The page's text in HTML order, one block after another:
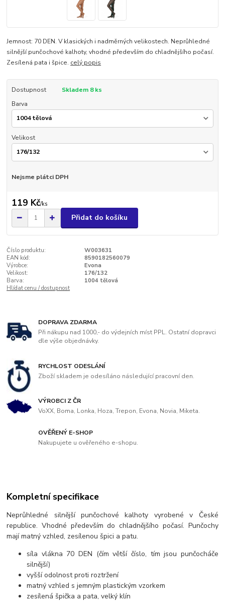
Jemnost: 70 DEN. V klasických i nadměrných velikostech. Neprůhledné
silnější punčochové kalhoty, vhodné především do chladnějšího počasí.
Zesílená pata i špice. celý popis
Dostupnost
Skladem 8 ks
Barva
Velikost
Nejsme plátci DPH
119 Kč/ks
Přidat do košíku
Číslo produktu:
W003631
EAN kód:
8590182560079
Výrobce:
Evona
Velikost:
176/132
Barva:
1004 tělová
Hlídat cenu / dostupnost
DOPRAVA ZDARMA
Při nákupu nad 1000,- do výdejních míst PPL. Ostatní dopravci
dle výše objednávky.
RYCHLOST ODESLÁNÍ
Zboží skladem je odesíláno následující pracovní den.
VÝROBCI Z ČR
VoXX, Boma, Lonka, Hoza, Trepon, Evona, Novia, Miketa.
OVĚŘENÝ E-SHOP
Nakupujete u ověřeného e-shopu.
Kompletní specifikace
Neprůhledné silnější punčochové kalhoty vyrobené v České
republice. Vhodné především do chladnějšího počasí. Punčochy
mají matný vzhled, zesílenou špici a patu.
síla vlákna 70 DEN (čím větší číslo, tím jsou punčocháče
silnější)
vyšší odolnost proti roztržení
matný vzhled s jemným plastickým vzorkem
zesílená špička a pata, velký klín